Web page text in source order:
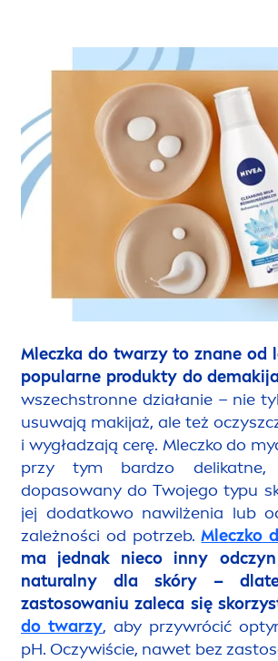
Mleczka do twarzy to znane od
popularne produkty do
wszechstronne działanie – nie
usuwają makijaż, ale też
i wygładzają cerę. Mleczko do
przy tym bardzo delikatne,
dopasowany do Twojego typu
jej dodatkowo nawilżenia lub
zależności od potrzeb.Mleczko
ma jednak nieco inny
naturalny dla skóry –
zastosowaniu zaleca się
do twarzy, aby przywrócić
pH. Oczywiście, nawet bez